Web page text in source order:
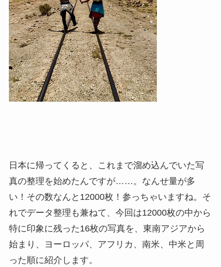
日本に帰ってくると、これまで溜め込んでいた写
真の整理を始めたんですが……。なんせ量が多
い！その数なんと12000枚！参っちゃいますね。そ
れでデータ整理も兼ねて、今回は12000枚の中から
特に印象に残った16枚の写真を、東南アジアから
始まり、ヨーロッパ、アフリカ、南米、中米と周
った順に紹介します。